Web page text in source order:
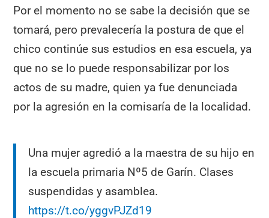
Por el momento no se sabe la decisión que se
tomará, pero prevalecería la postura de que el
chico continúe sus estudios en esa escuela, ya
que no se lo puede responsabilizar por los
actos de su madre, quien ya fue denunciada
por la agresión en la comisaría de la localidad.
Una mujer agredió a la maestra de su hijo en
la escuela primaria Nº5 de Garín. Clases
suspendidas y asamblea.
https://t.co/yggvPJZd19